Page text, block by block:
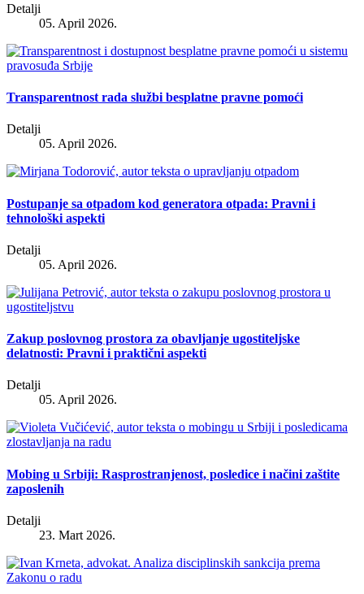
Detalji
05. April 2026.
Transparentnost rada službi besplatne pravne pomoći
Detalji
05. April 2026.
Postupanje sa otpadom kod generatora otpada: Pravni i
tehnološki aspekti
Detalji
05. April 2026.
Zakup poslovnog prostora za obavljanje ugostiteljske
delatnosti: Pravni i praktični aspekti
Detalji
05. April 2026.
Mobing u Srbiji: Rasprostranjenost, posledice i načini zaštite
zaposlenih
Detalji
23. Mart 2026.